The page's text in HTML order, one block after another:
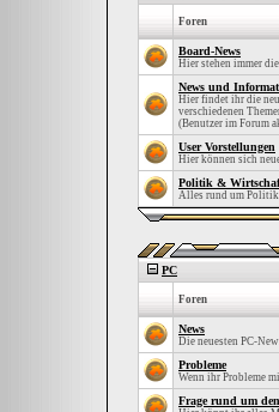
Foren
Board-News
Hier stehen immer
News und
Hier findet ihr die
verschiedenen
(Benutzer im Forum
User Vorstellungen
Hier können sich
Politik &
Alles rund um
PC
Foren
News
Die neuesten PC-
Probleme
Wenn ihr Probleme
Frage rund um